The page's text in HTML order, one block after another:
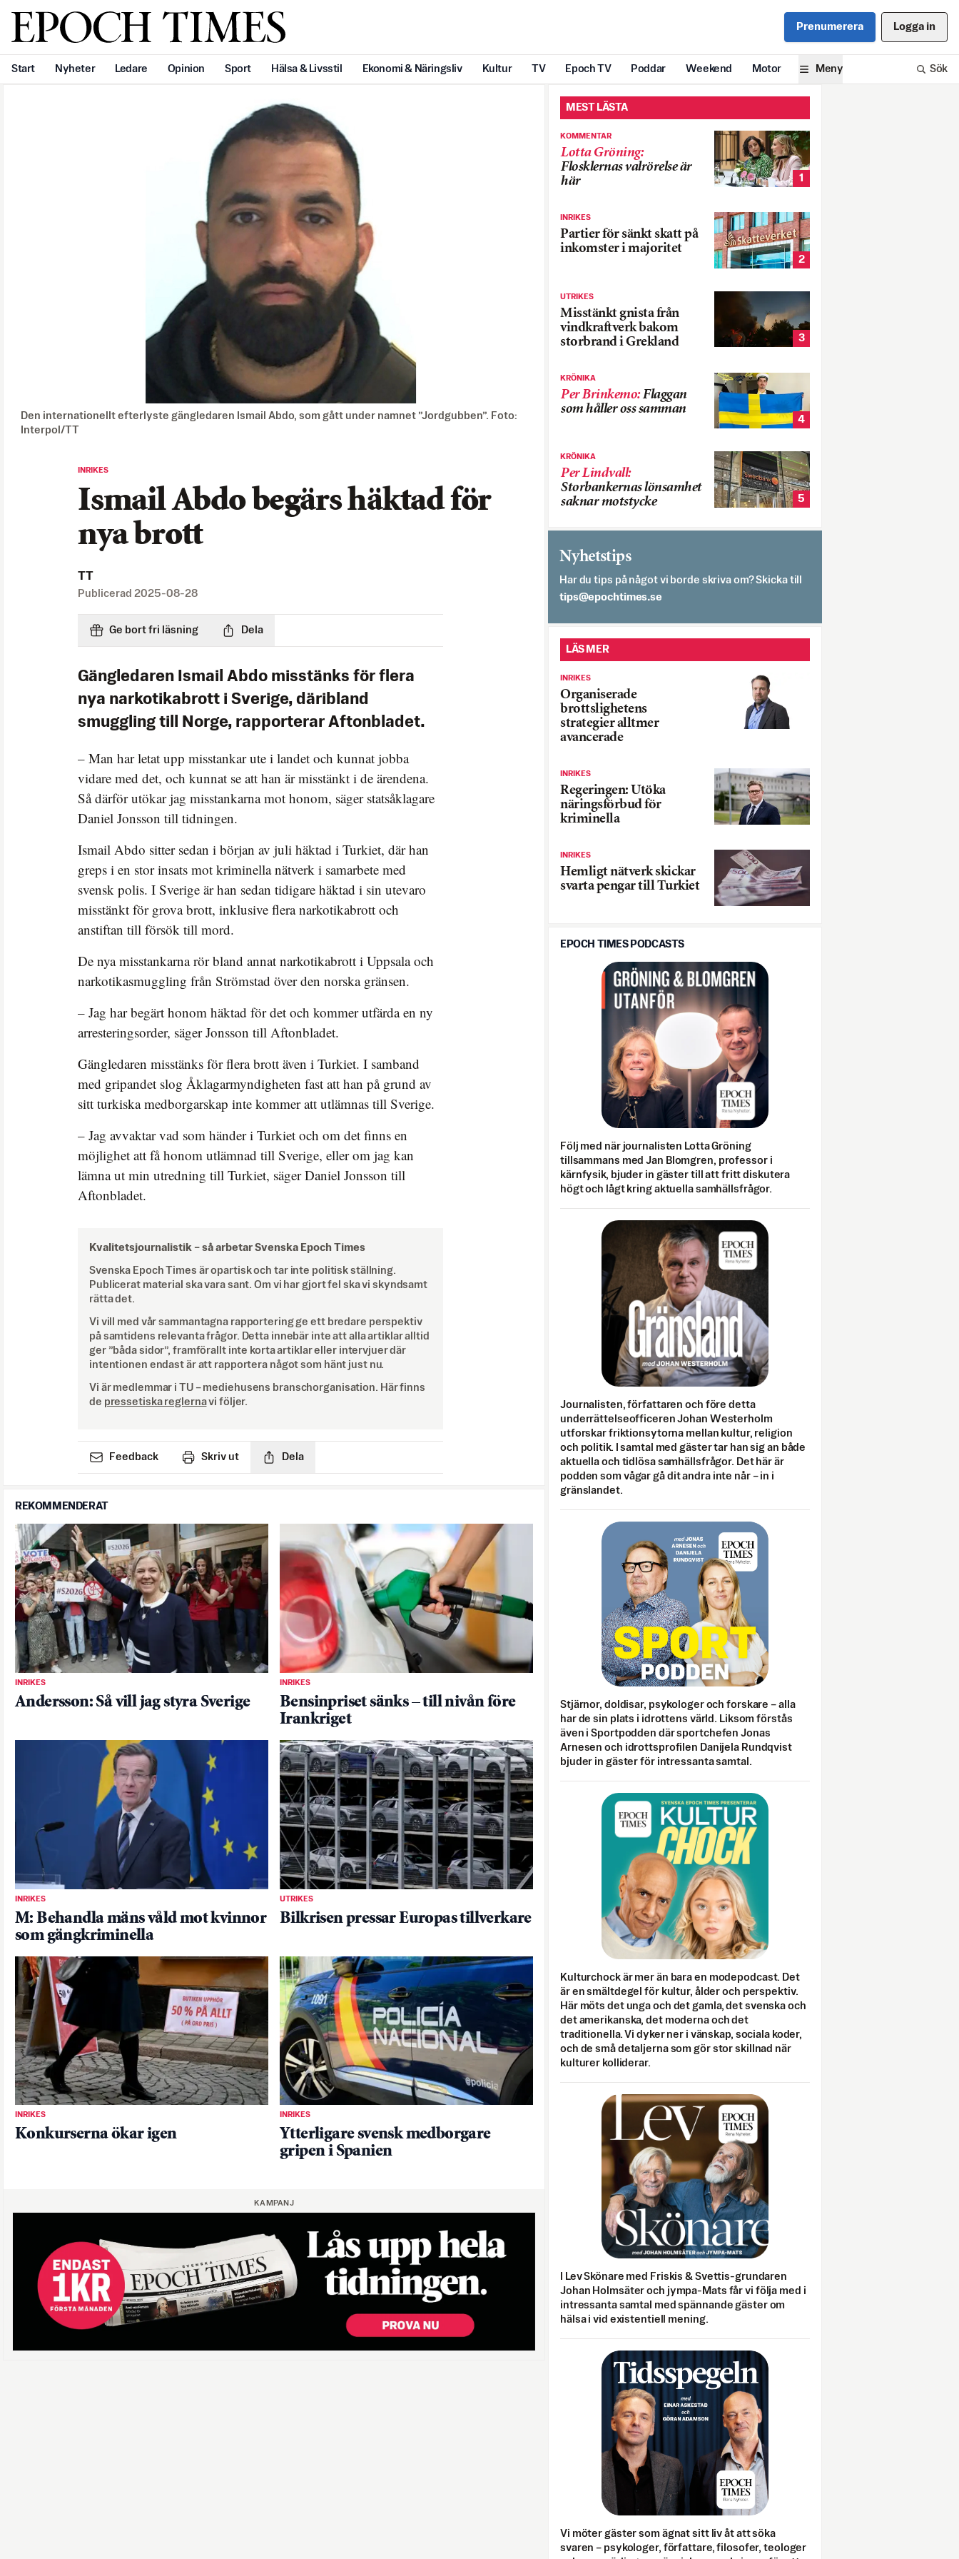
Svenska Epoch Times Prenumerera Logga in
Start Nyheter Ledare Opinion Sport Hälsa & Livsstil Ekonomi & Näringsliv Kultur TV Epoch TV Poddar Weekend Motor Meny Sök
Den internationellt efterlyste gängledaren Ismail Abdo, som gått under namnet ”Jordgubben”. Foto:
Interpol/TT
INRIKES
Ismail Abdo begärs häktad för
nya brott
TT
Publicerad 2025-08-28
Ge bort fri läsning Dela
Gängledaren Ismail Abdo misstänks för flera
nya narkotikabrott i Sverige, däribland
smuggling till Norge, rapporterar Aftonbladet.
– Man har letat upp misstankar ute i landet och kunnat jobba
vidare med det, och kunnat se att han är misstänkt i de ärendena.
Så därför utökar jag misstankarna mot honom, säger statsåklagare
Daniel Jonsson till tidningen.
Ismail Abdo sitter sedan i början av juli häktad i Turkiet, där han
greps i en stor insats mot kriminella nätverk i samarbete med
svensk polis. I Sverige är han sedan tidigare häktad i sin utevaro
misstänkt för grova brott, inklusive flera narkotikabrott och
anstiftan till försök till mord.
De nya misstankarna rör bland annat narkotikabrott i Uppsala och
narkotikasmuggling från Strömstad över den norska gränsen.
– Jag har begärt honom häktad för det och kommer utfärda en ny
arresteringsorder, säger Jonsson till Aftonbladet.
Gängledaren misstänks för flera brott även i Turkiet. I samband
med gripandet slog Åklagarmyndigheten fast att han på grund av
sitt turkiska medborgarskap inte kommer att utlämnas till Sverige.
– Jag avvaktar vad som händer i Turkiet och om det finns en
möjlighet att få honom utlämnad till Sverige, eller om jag kan
lämna ut min utredning till Turkiet, säger Daniel Jonsson till
Aftonbladet.
Kvalitetsjournalistik – så arbetar Svenska Epoch Times
Svenska Epoch Times är opartisk och tar inte politisk ställning.
Publicerat material ska vara sant. Om vi har gjort fel ska vi skyndsamt
rätta det.
Vi vill med vår sammantagna rapportering ge ett bredare perspektiv
på samtidens relevanta frågor. Detta innebär inte att alla artiklar alltid
ger ”båda sidor”, framförallt inte korta artiklar eller intervjuer där
intentionen endast är att rapportera något som hänt just nu.
Vi är medlemmar i TU – mediehusens branschorganisation. Här finns
de pressetiska reglernavi följer.
Feedback Skriv ut Dela
REKOMMENDERAT
INRIKES
Andersson: Så vill jag styra Sverige
INRIKES
Bensinpriset sänks – till nivån före
Irankriget
INRIKES
M: Behandla mäns våld mot kvinnor
som gängkriminella
UTRIKES
Bilkrisen pressar Europas tillverkare
INRIKES
Konkurserna ökar igen
INRIKES
Ytterligare svensk medborgare
gripen i Spanien
KAMPANJ
MEST LÄSTA
KOMMENTAR
Lotta Gröning:
Flosklernas valrörelse är
här
1
INRIKES
Partier för sänkt skatt på
inkomster i majoritet
2
UTRIKES
Misstänkt gnista från
vindkraftverk bakom
storbrand i Grekland
3
KRÖNIKA
Per Brinkemo:Flaggan
som håller oss samman
4
KRÖNIKA
Per Lindvall:
Storbankernas lönsamhet
saknar motstycke
5
Nyhetstips
Har du tips på något vi borde skriva om? Skicka till
es.semithcope@spit
LÄS MER
INRIKES
Organiserade
brottslighetens
strategier alltmer
avancerade
INRIKES
Regeringen: Utöka
näringsförbud för
kriminella
INRIKES
Hemligt nätverk skickar
svarta pengar till Turkiet
EPOCH TIMES PODCASTS
Följ med när journalisten Lotta Gröning
tillsammans med Jan Blomgren, professor i
kärnfysik, bjuder in gäster till att fritt diskutera
högt och lågt kring aktuella samhällsfrågor.
Journalisten, författaren och före detta
underrättelseofficeren Johan Westerholm
utforskar friktionsytorna mellan kultur, religion
och politik. I samtal med gäster tar han sig an både
aktuella och tidlösa samhällsfrågor. Det här är
podden som vågar gå dit andra inte når – in i
gränslandet.
Stjärnor, doldisar, psykologer och forskare – alla
har de sin plats i idrottens värld. Liksom förstås
även i Sportpodden där sportchefen Jonas
Arnesen och idrottsprofilen Danijela Rundqvist
bjuder in gäster för intressanta samtal.
Kulturchock är mer än bara en modepodcast. Det
är en smältdegel för kultur, ålder och perspektiv.
Här möts det unga och det gamla, det svenska och
det amerikanska, det moderna och det
traditionella. Vi dyker ner i vänskap, sociala koder,
och de små detaljerna som gör stor skillnad när
kulturer kolliderar.
I Lev Skönare med Friskis & Svettis-grundaren
Johan Holmsäter och jympa-Mats får vi följa med i
intressanta samtal med spännande gäster om
hälsa i vid existentiell mening.
Vi möter gäster som ägnat sitt liv åt att söka
svaren – psykologer, författare, filosofer, teologer